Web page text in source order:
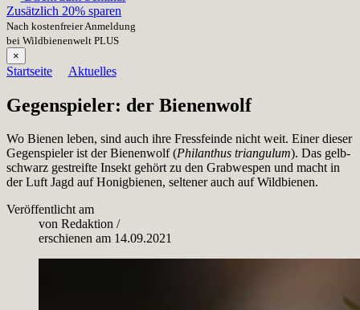
Zusätzlich 20% sparen
Nach kostenfreier Anmeldung
bei Wildbienenwelt PLUS
×
Startseite Aktuelles
Gegenspieler: der Bienenwolf
Wo Bienen leben, sind auch ihre Fressfeinde nicht weit. Einer dieser
Gegenspieler ist der Bienenwolf (Philanthus triangulum). Das gelb-
schwarz gestreifte Insekt gehört zu den Grabwespen und macht in
der Luft Jagd auf Honigbienen, seltener auch auf Wildbienen.
Veröffentlicht am
von Redaktion /
erschienen am 14.09.2021